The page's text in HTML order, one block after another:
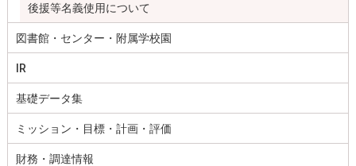
後援等名義使用について
図書館・センター・附属学校園
IR
基礎データ集
ミッション・目標・計画・評価
財務・調達情報